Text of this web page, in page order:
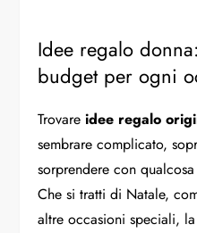
Idee regalo
budget per ogni
Trovareidee regalo
sembrare complicato,
sorprendere con
Che si tratti di Natale,
altre occasioni speciali,